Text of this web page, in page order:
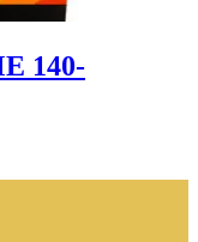
140-